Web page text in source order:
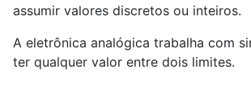
assumir valores discretos ou inteiros.
A eletrônica analógica trabalha com
ter qualquer valor entre dois limites.